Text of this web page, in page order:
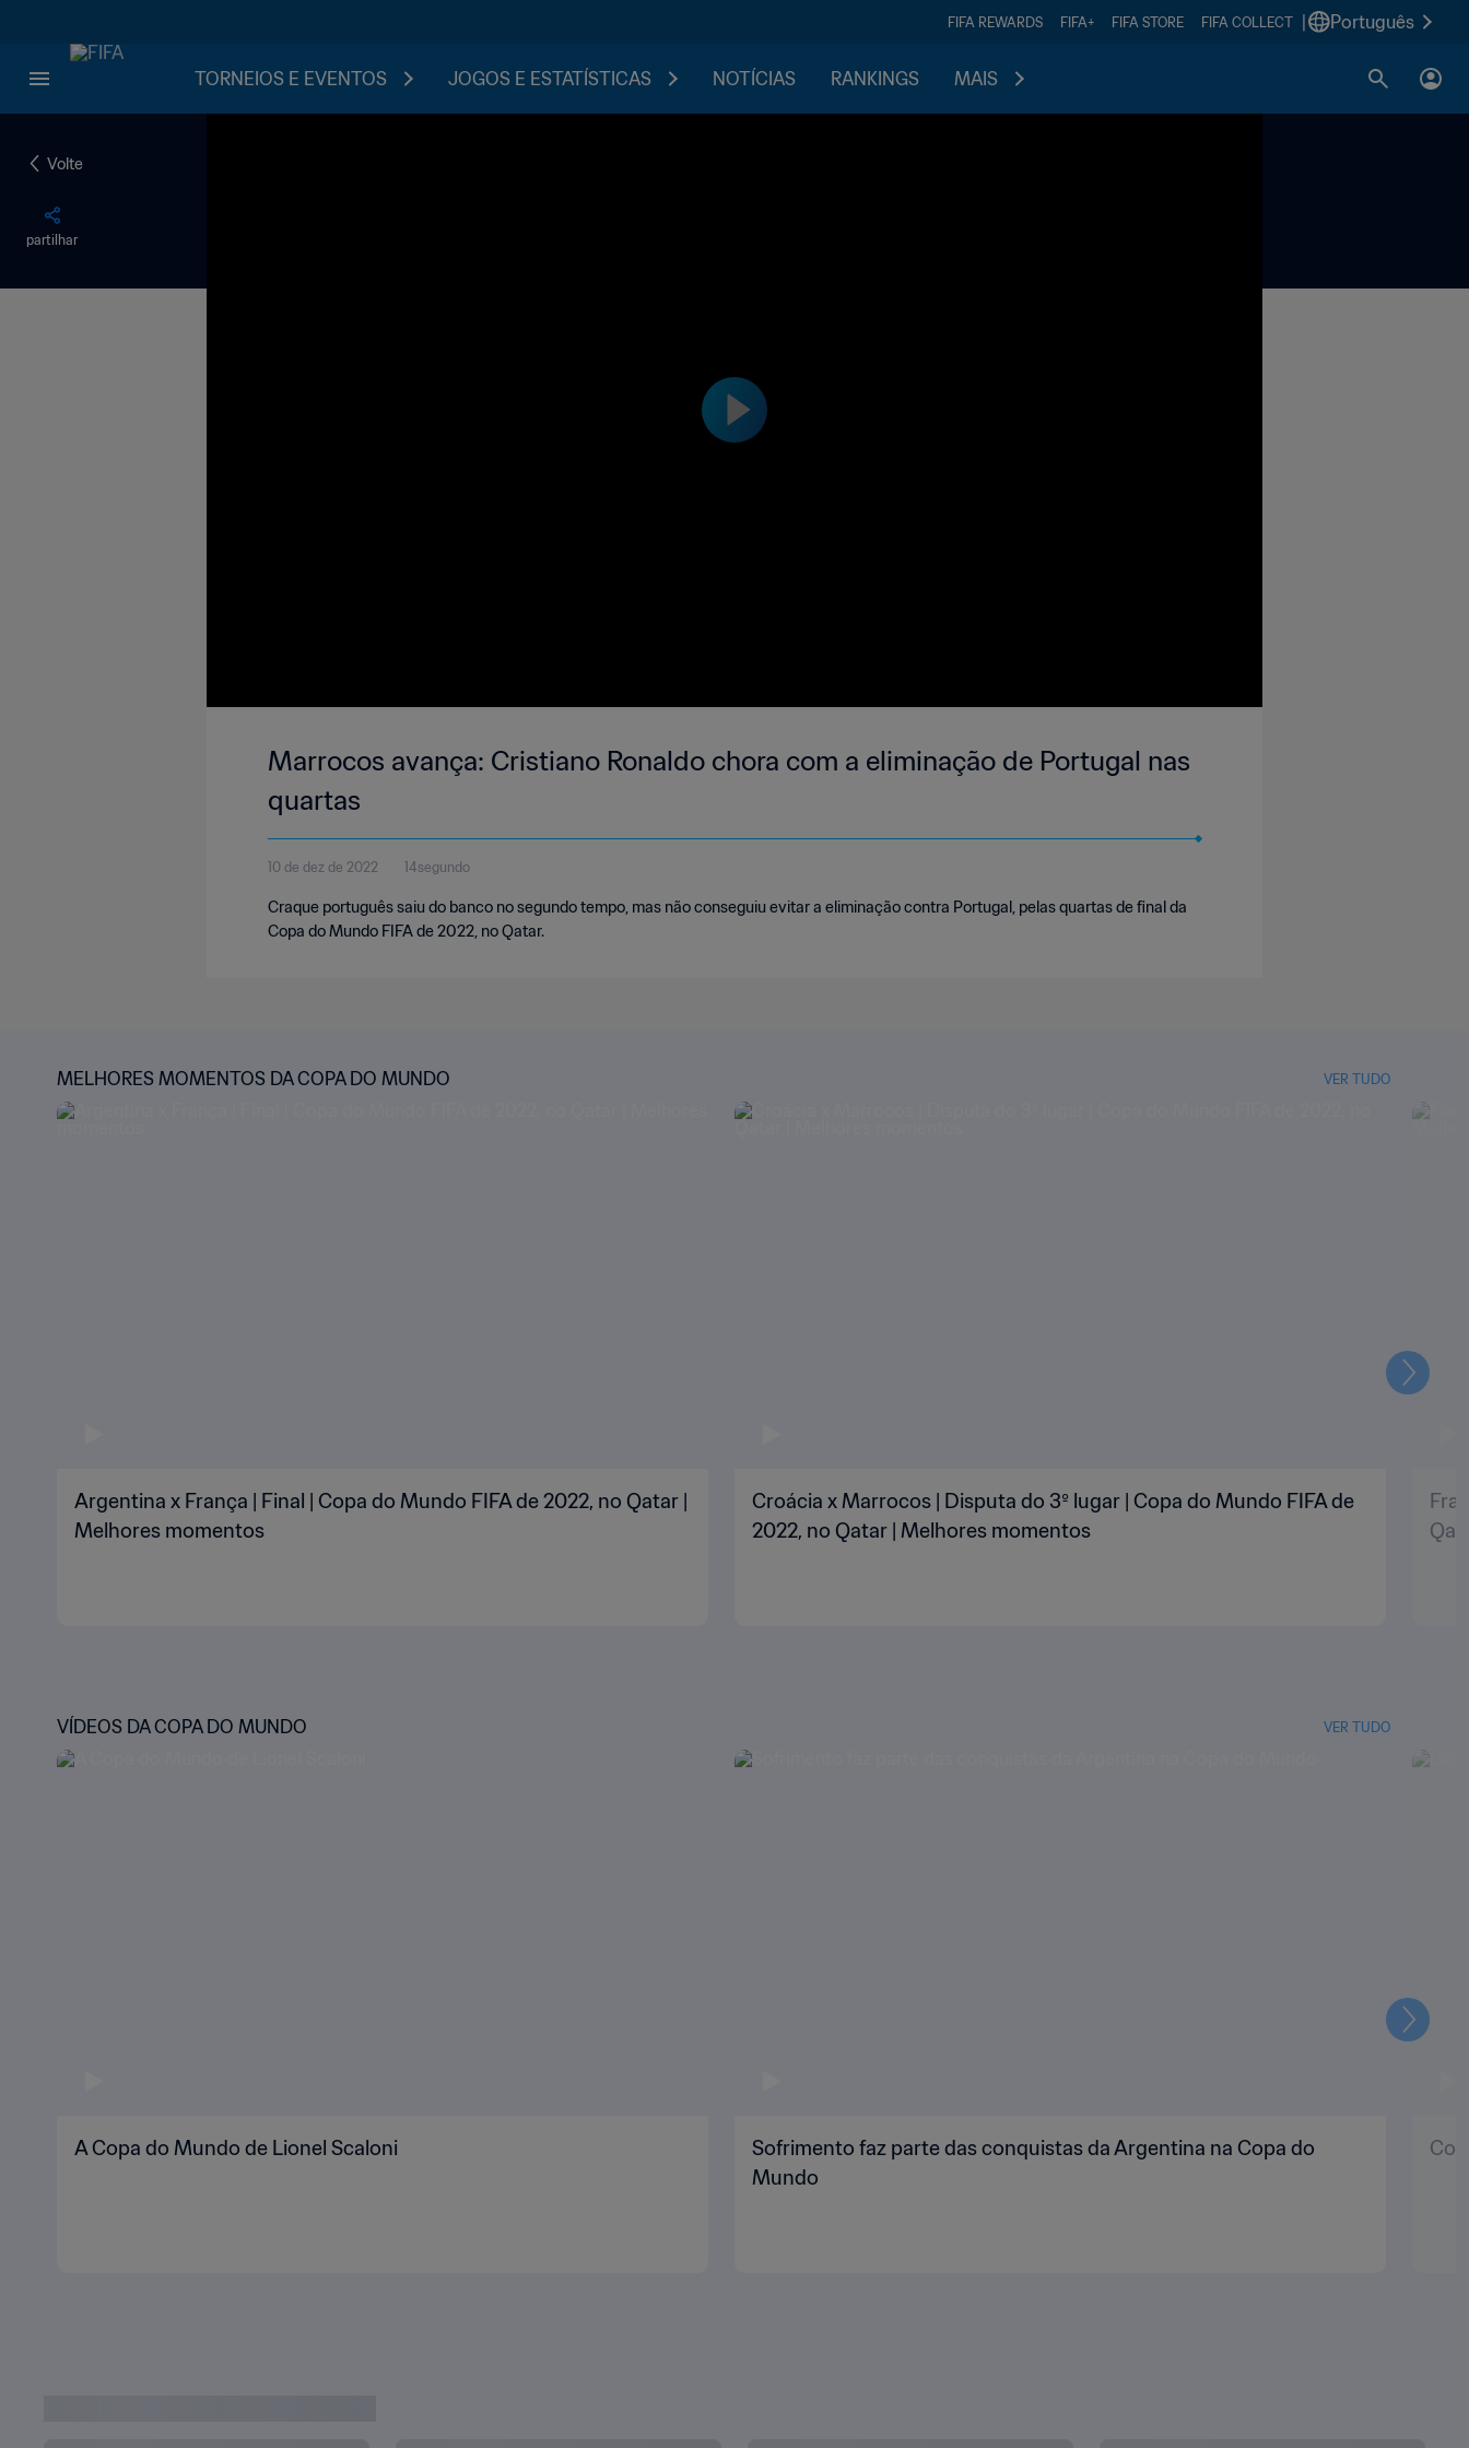
FIFA REWARDS FIFA+ FIFA STORE FIFA COLLECT Português
TORNEIOS E EVENTOS JOGOS E ESTATÍSTICAS NOTÍCIAS RANKINGS MAIS
Volte
partilhar
Marrocos avança: Cristiano Ronaldo chora com a eliminação de Portugal nas
quartas
10 de dez de 2022 14segundo
Craque português saiu do banco no segundo tempo, mas não conseguiu evitar a eliminação contra Portugal, pelas quartas de final da
Copa do Mundo FIFA de 2022, no Qatar.
MELHORES MOMENTOS DA COPA DO MUNDO VER TUDO
Argentina x França | Final | Copa do Mundo FIFA de 2022, no Qatar |
Melhores momentos
Croácia x Marrocos | Disputa do 3º lugar | Copa do Mundo FIFA de
2022, no Qatar | Melhores momentos
VÍDEOS DA COPA DO MUNDO VER TUDO
A Copa do Mundo de Lionel Scaloni
Sofrimento faz parte das conquistas da Argentina na Copa do
Mundo